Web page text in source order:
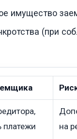
имущество
(при
платежи
на